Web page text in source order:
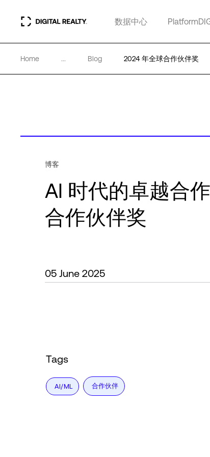
数据中心
Home ... Blog 2024 年全球合作伙伴奖
博客
AI 时代的卓越合
合作伙伴奖
05 June 2025
Tags
AI/ML 合作伙伴